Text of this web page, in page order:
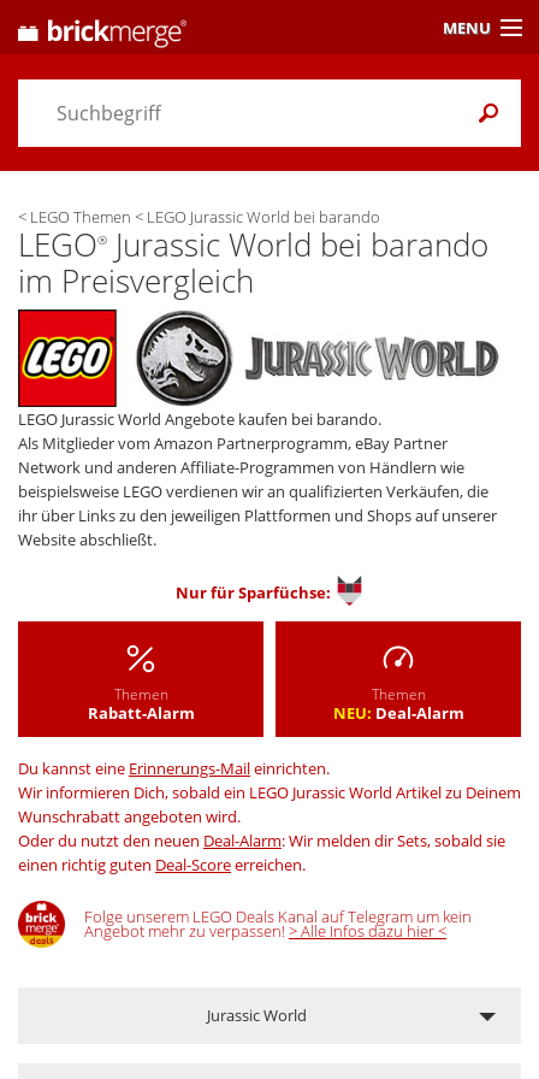
< LEGO Themen < LEGO Jurassic World bei barando
LEGO®
Jurassic World bei barando
im Preisvergleich
LEGO Jurassic World Angebote kaufen bei barando.
Als Mitglieder vom Amazon Partnerprogramm, eBay Partner
Network und anderen Affiliate-Programmen von Händlern wie
beispielsweise LEGO verdienen wir an qualifizierten Verkäufen, die
ihr über Links zu den jeweiligen Plattformen und Shops auf unserer
Website abschließt.
Nur fürSparfüchse:
Themen
Rabatt-Alarm
Themen
NEU: Deal-Alarm
Du kannst eine Erinnerungs-Maileinrichten.
Wir informieren Dich, sobald ein LEGO Jurassic World Artikel zu Deinem
Wunschrabatt angeboten wird.
Oder du nutzt den neuen Deal-Alarm: Wir melden dir Sets, sobald sie
einen richtig guten Deal-Scoreerreichen.
Folge unserem LEGO Deals Kanal auf Telegram um kein
Angebot mehr zu verpassen! > Alle Infos dazu hier <
Jurassic World
MENU
Preisvergleich
Themen/ Händler
Alarme& Wunschlisten